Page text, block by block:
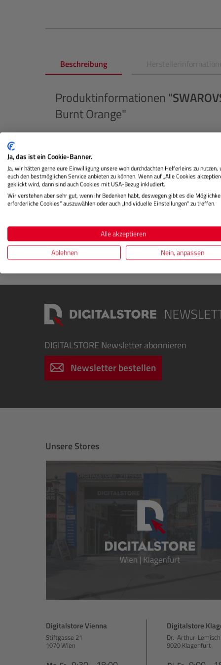
Beschreibung
Produktinformationen "
Burnt Orange"
Das CL Curio setzt als leichtestes und
Die intuitive Bedienung ermöglicht eine
Sehkomfort und die herausragende optische
preisgekrönten Marc Newson verleiht dem CL
Seien Sie bereit für das Unerwartete und
Curio.
DIGITALSTORE Newsletter abonnieren
Newsletter bestellen
Unsere Stores
Digitalstore Vienna
Stiftgasse 21
1070 Wien
Digitalstore
Dr.-Arthur-
9020 Klagenfurt
Ja, das ist ein Cookie-Banner.
Ja, wir hätten gerne eure Einwilligung unsere wohldurchdachten Helferleins zu nutzen,
euch den bestmöglichen Service anbieten zu können. Wenn auf „Alle Cookies
geklickt wird, dann sind auch Cookies mit USA-Bezug inkludiert.
Wir verstehen aber sehr gut, wenn ihr Bedenken habt, deswegen gibt es die
erforderliche Cookies“ auszuwählen oder auch „Individuelle Einstellungen“ zu treffen.
Alle akzeptieren
Ablehnen
Nein, anpassen